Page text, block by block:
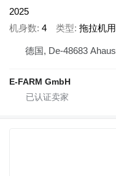
2025
机身数 4 类型 拖拉机用
德国, De-48683 Ahaus
E-FARM GmbH